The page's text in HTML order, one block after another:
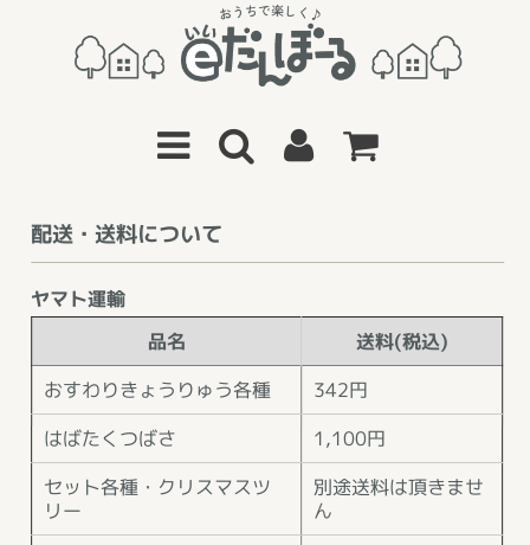
配送・送料について
ヤマト運輸
品名 送料(税込)
おすわりきょうりゅう各種 342円
はばたくつばさ 1,100円
セット各種・クリスマスツ
リー
別途送料は頂きませ
ん